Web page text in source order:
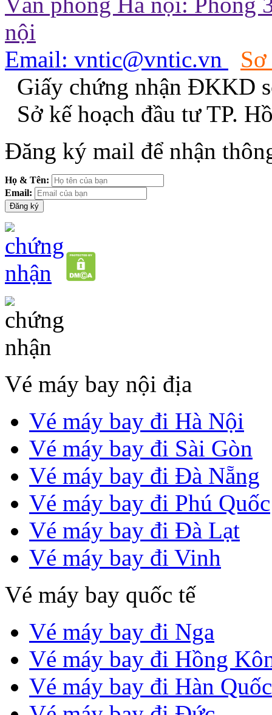
nội
Email: vntic@vntic.vn
Giấy chứng nhận ĐKKD
Sở kế hoạch đầu tư TP.
Đăng ký mail để nhận
Họ & Tên:
Email:
Vé máy bay nội địa
Vé máy bay đi Hà Nội
Vé máy bay đi Sài Gòn
Vé máy bay đi Đà Nẵng
Vé máy bay đi Phú Quốc
Vé máy bay đi Đà Lạt
Vé máy bay đi Vinh
Vé máy bay quốc tế
Vé máy bay đi Nga
Vé máy bay đi Hồng
Vé máy bay đi Hàn Quốc